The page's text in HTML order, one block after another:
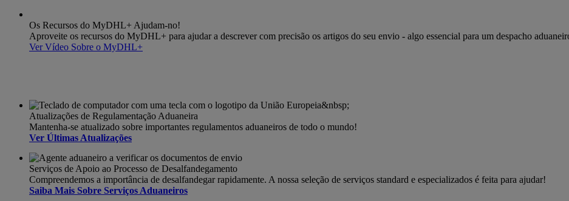
Os Recursos do MyDHL+ Ajudam-no!
Aproveite os recursos do MyDHL+ para ajudar a descrever com precisão os artigos do seu envio - algo essencial para um despacho
Ver Vídeo Sobre o MyDHL+
Atualizações de Regulamentação Aduaneira
Mantenha-se atualizado sobre importantes regulamentos aduaneiros de todo o mundo!
Ver Últimas Atualizações
Serviços de Apoio ao Processo de Desalfandegamento
Compreendemos a importância de desalfandegar rapidamente. A nossa seleção de serviços standard e especializados é feita para ajudar!
Saiba Mais Sobre Serviços Aduaneiros